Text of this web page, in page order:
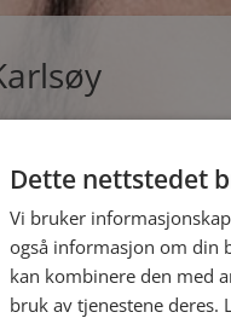
de tusener single som
av deg.
som samsvarer med ditt søk.
Dette nettstedet
Vi bruker
også informasjon om din
kan kombinere den med
bruk av tjenestene deres.